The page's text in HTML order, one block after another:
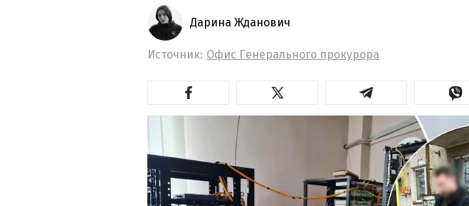
Дарина Жданович
Источник: Офис Генерального прокурора